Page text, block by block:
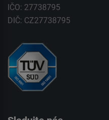
IČO: 27738795
DIČ: CZ27738795